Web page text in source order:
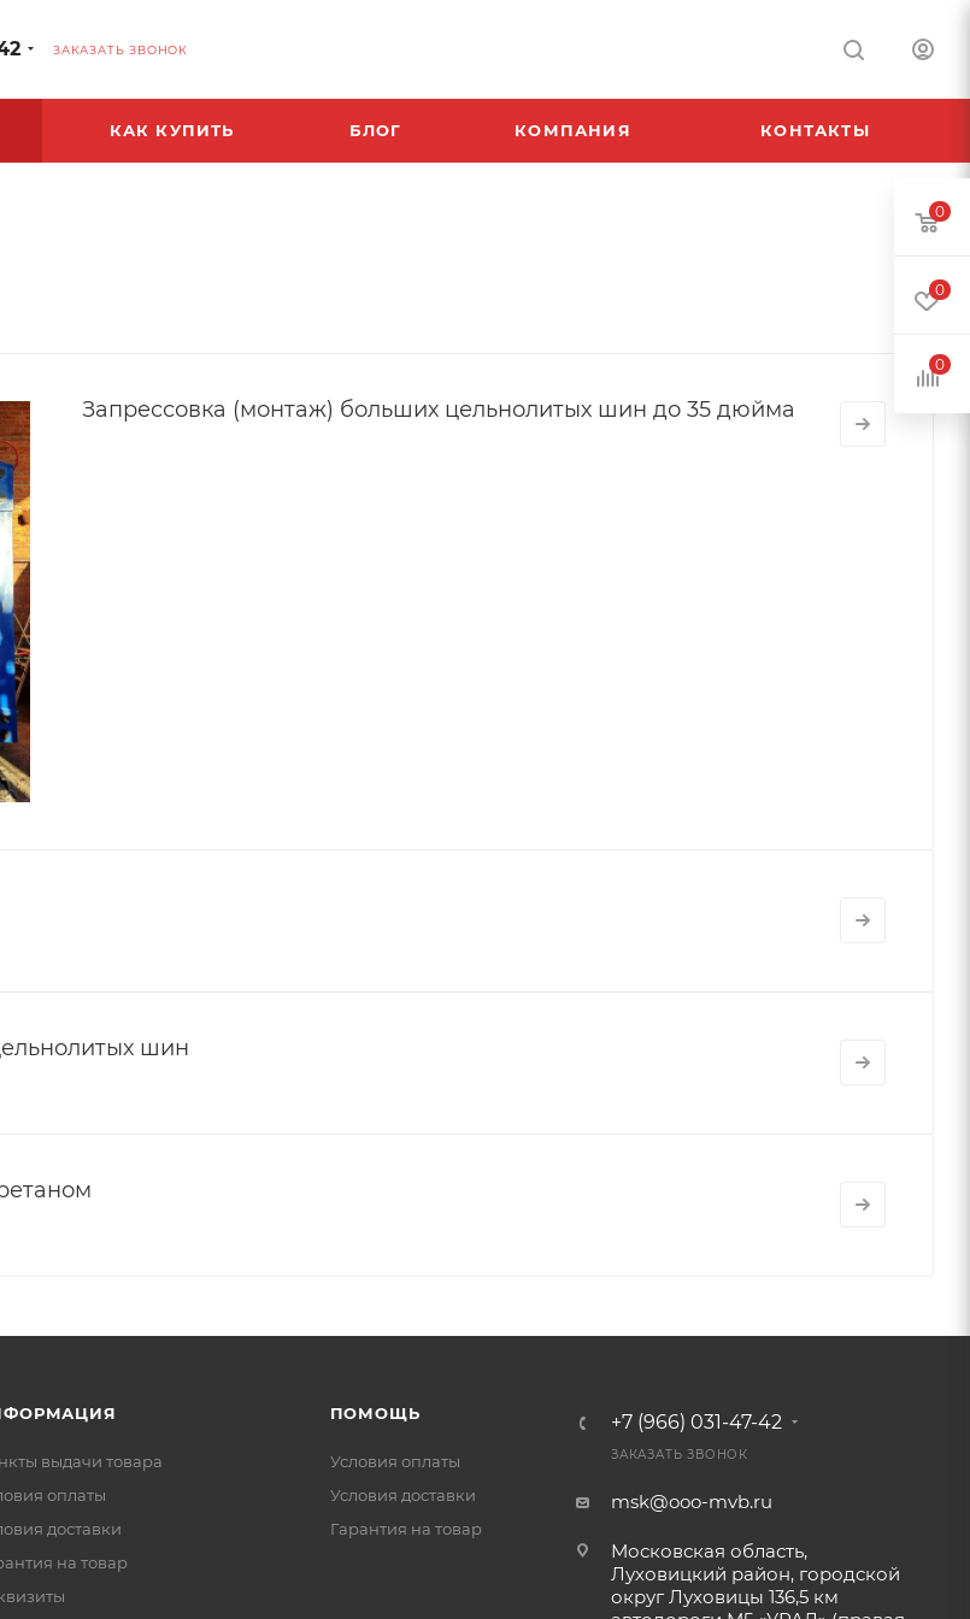
ЗАКАЗАТЬ ЗВОНОК
КАК КУПИТЬ БЛОГ КОМПАНИЯ КОНТАКТЫ
Запрессовка (монтаж) больших цельнолитых шин до 35 дюйма
шин
выдачи товара
оплаты
доставки
на товар
ПОМОЩЬ
Условия оплаты
Условия доставки
Гарантия на товар
+7 (966) 031-47-42
ЗАКАЗАТЬ ЗВОНОК
msk@ooo-mvb.ru
Московская область,
Луховицкий район, городской
округ Луховицы 136,5 км
0
0
0